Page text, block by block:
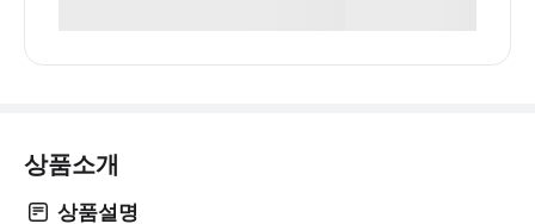
상품소개
상품설명